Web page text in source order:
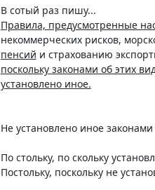
В сотый раз пишу...
Правила, предусмотренные
некоммерческих рисков,
пенсий и страхованию
поскольку законами об этих
установлено иное.
Не установлено иное
По стольку, по скольку
Постольку, поскольку не